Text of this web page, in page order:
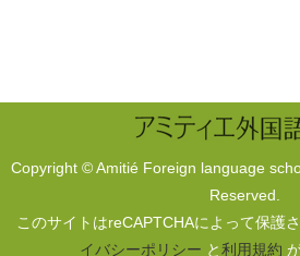
【準2級】1名 / 【3級】3名
Copyright © Amitié Foreign language
Reserved.
このサイトはreCAPTCHAによって保護
イバシーポリシー と利用規約